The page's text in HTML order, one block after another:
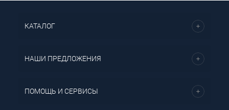
КАТАЛОГ
НАШИ ПРЕДЛОЖЕНИЯ
ПОМОЩЬ И СЕРВИСЫ